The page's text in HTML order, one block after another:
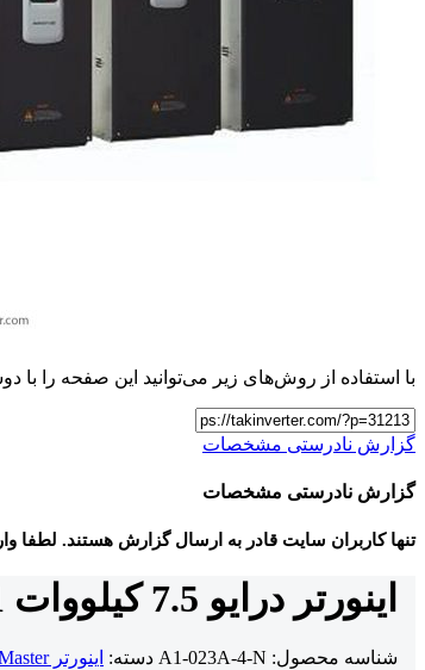
با استفاده از روش‌های زیر می‌توانید این صفحه را با
گزارش نادرستی مشخصات
گزارش نادرستی مشخصات
تنها کاربران سایت قادر به ارسال گزارش هستند. لطفا
اینورتر درایو 7.5 کیلووات iMASTER A1 سه فاز مدل A1-023A-4-N
شناسه محصول: A1-023A-4-N دسته: اینورتر iMaster (آیمستر)